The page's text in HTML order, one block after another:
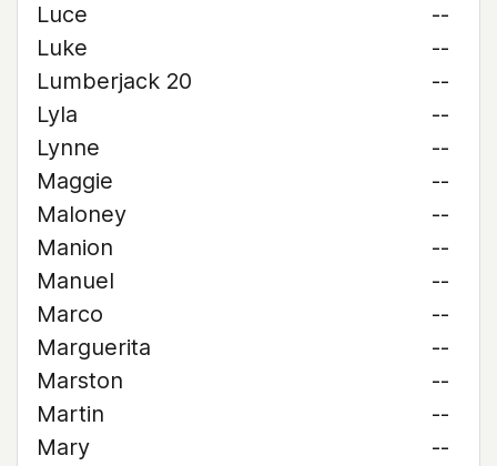
Luce
--
Luke
--
Lumberjack 20
--
Lyla
--
Lynne
--
Maggie
--
Maloney
--
Manion
--
Manuel
--
Marco
--
Marguerita
--
Marston
--
Martin
--
Mary
--